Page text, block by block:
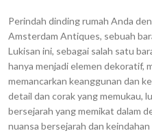
Perindah dinding rumah Anda
Amsterdam Antiques, sebuah
Lukisan ini, sebagai salah satu
hanya menjadi elemen dekoratif,
memancarkan keanggunan dan
detail dan corak yang memukau,
bersejarah yang memikat dalam
nuansa bersejarah dan